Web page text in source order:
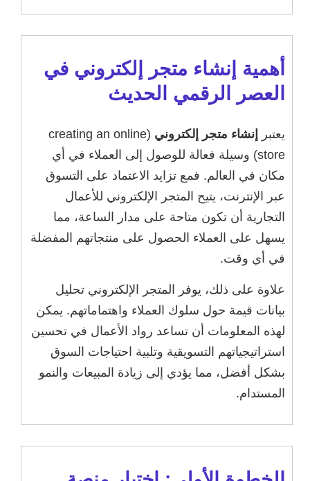
أهمية إنشاء متجر إلكتروني في
العصر الرقمي الحديث
يعتبر إنشاء متجر إلكتروني (creating an online
store) وسيلة فعالة للوصول إلى العملاء في أي
مكان في العالم. فمع تزايد الاعتماد على التسوق
عبر الإنترنت، يتيح المتجر الإلكتروني للأعمال
التجارية أن تكون متاحة على مدار الساعة، مما
يسهل على العملاء الحصول على منتجاتهم المفضلة
في أي وقت.
علاوة على ذلك، يوفر المتجر الإلكتروني تحليل
بيانات قيمة حول سلوك العملاء واهتماماتهم. يمكن
لهذه المعلومات أن تساعد رواد الأعمال في تحسين
استراتيجياتهم التسويقية وتلبية احتياجات السوق
بشكل أفضل، مما يؤدي إلى زيادة المبيعات والنمو
المستدام.